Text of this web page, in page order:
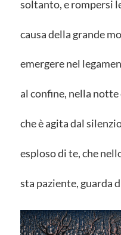
soltanto, e rompersi
causa della grande
emergere nel
al confine, nella notte
che è agita dal
esploso di te, che
sta paziente, guarda